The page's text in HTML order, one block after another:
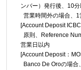
ンバー）発行後、10分
営業時間外の場合、1
[Account Deposit
原則、Reference
営業日以内
[Account Deposit：
Banco De Oroの場